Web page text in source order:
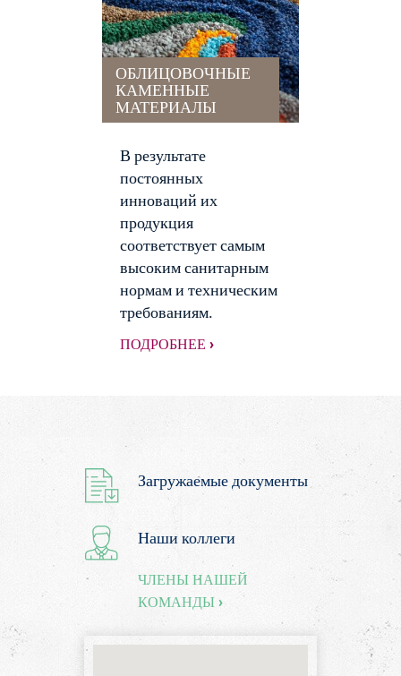
ОБЛИЦОВОЧНЫЕ
КАМЕННЫЕ
МАТЕРИАЛЫ
В результате
постоянных
инноваций их
продукция
соответствует самым
высоким санитарным
нормам и техническим
требованиям.
ПОДРОБНЕЕ ›
Загружаемые документы
Наши коллеги
ЧЛЕНЫ НАШЕЙ
КОМАНДЫ ›